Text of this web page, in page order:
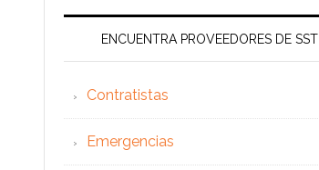
ENCUENTRA PROVEEDORES DE SST
Contratistas
Emergencias